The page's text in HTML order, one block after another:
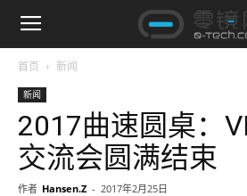
首页 新闻
新闻
2017曲速圆桌：
交流会圆满结束
作者 Hansen.Z - 2017年2月25日